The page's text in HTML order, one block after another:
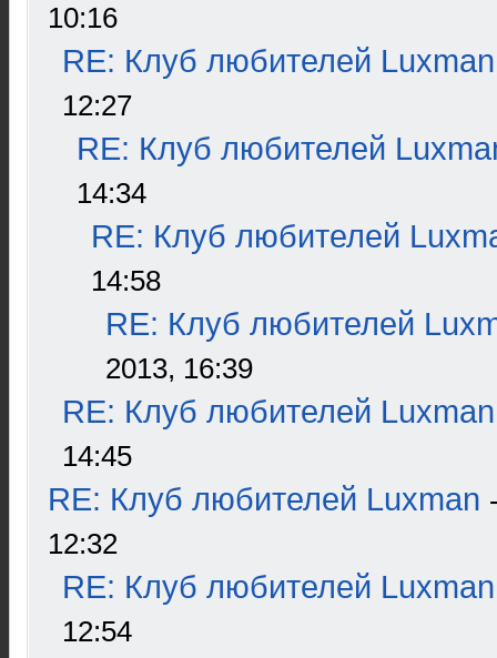
10:16
RE: Клуб любителей Luxman
12:27
RE: Клуб любителей
14:34
RE: Клуб любителей
14:58
RE: Клуб любителей
2013, 16:39
RE: Клуб любителей Luxman
14:45
RE: Клуб любителей Luxman
12:32
RE: Клуб любителей Luxman
12:54